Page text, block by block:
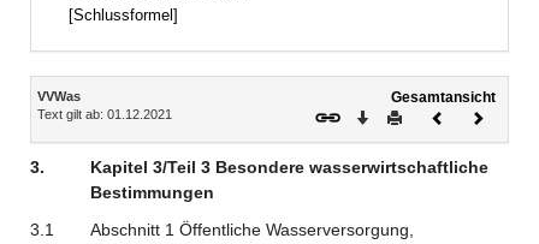
[Schlussformel]
Inhalt
VVWas
Text gilt ab: 01.12.2021
Gesamtansicht
Download
DruckenVorheriges
3.
Kapitel 3/Teil 3 Besondere wasserwirtschaftliche
Bestimmungen
3.1
Abschnitt 1 Öffentliche Wasserversorgung,